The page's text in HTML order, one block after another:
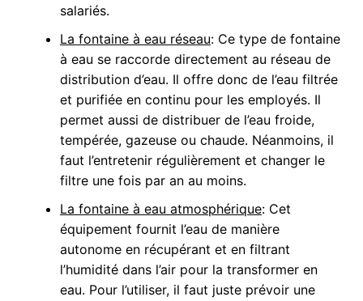
salariés.
La fontaine à eau réseau: Ce type de fontaine
à eau se raccorde directement au réseau de
distribution d’eau. Il offre donc de l’eau filtrée
et purifiée en continu pour les employés. Il
permet aussi de distribuer de l’eau froide,
tempérée, gazeuse ou chaude. Néanmoins, il
faut l’entretenir régulièrement et changer le
filtre une fois par an au moins.
La fontaine à eau atmosphérique: Cet
équipement fournit l’eau de manière
autonome en récupérant et en filtrant
l’humidité dans l’air pour la transformer en
eau. Pour l’utiliser, il faut juste prévoir une